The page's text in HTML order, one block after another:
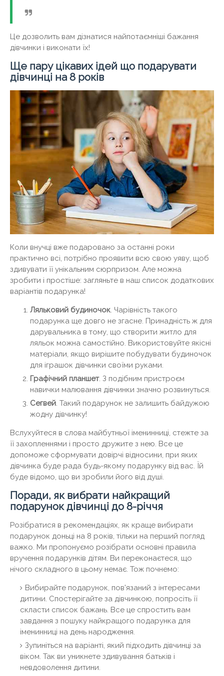
Це дозволить вам дізнатися найпотаємніші бажання
дівчинки і виконати їх!
Ще пару цікавих ідей що подарувати
дівчинці на 8 років
Коли внучці вже подаровано за останні роки
практично всі, потрібно проявити всю свою уяву, щоб
здивувати її унікальним сюрпризом. Але можна
зробити і простіше: загляньте в наш список додаткових
варіантів подарунка!
Ляльковий будиночок. Чарівність такого
подарунка ще довго не згасне. Принадність ж для
дарувальника в тому, що створити житло для
ляльок можна самостійно. Використовуйте якісні
матеріали, якщо вирішите побудувати будиночок
для іграшок дівчинки своїми руками.
Графічний планшет. З подібним пристроєм
навички малювання дівчинки значно розвинуться.
Сегвей. Такий подарунок не залишить байдужою
жодну дівчинку!
Вслухуйтеся в слова майбутньої іменинниці, стежте за
її захопленнями і просто дружите з нею. Все це
допоможе сформувати довірчі відносини, при яких
дівчинка буде рада будь-якому подарунку від вас. Їй
буде відомо, що ви зробили його від душі.
Поради, як вибрати найкращий
подарунок дівчинці до 8-річчя
Розібратися в рекомендаціях, як краще вибирати
подарунок доньці на 8 років, тільки на перший погляд
важко. Ми пропонуємо розібрати основні правила
вручення подарунків дітям. Ви переконаєтеся, що
нічого складного в цьому немає. Тож почнемо:
Вибирайте подарунок, пов'язаний з інтересами
дитини. Спостерігайте за дівчинкою, попросіть її
скласти список бажань. Все це спростить вам
завдання з пошуку найкращого подарунка для
іменинниці на день народження.
Зупиніться на варіанті, який підходить дівчинці за
віком. Так ви уникнете здивування батьків і
невдоволення дитини.